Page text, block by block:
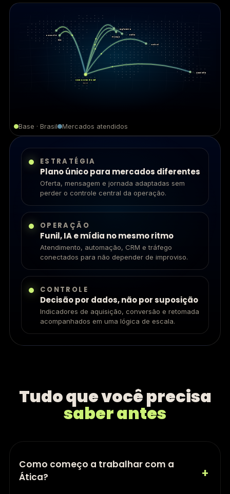
EUA
Canadá
Inglaterra
França
Itália
Dubai
Austrália
Santa Cruz do Sul
BASE
Base · Brasil Mercados atendidos
ESTRATÉGIA
Plano único para mercados diferentes
Oferta, mensagem e jornada adaptadas sem
perder o controle central da operação.
OPERAÇÃO
Funil, IA e mídia no mesmo ritmo
Atendimento, automação, CRM e tráfego
conectados para não depender de improviso.
CONTROLE
Decisão por dados, não por suposição
Indicadores de aquisição, conversão e retomada
acompanhados em uma lógica de escala.
Tudo que você precisa
saber antes
Como começo a trabalhar com a
Ática?
+